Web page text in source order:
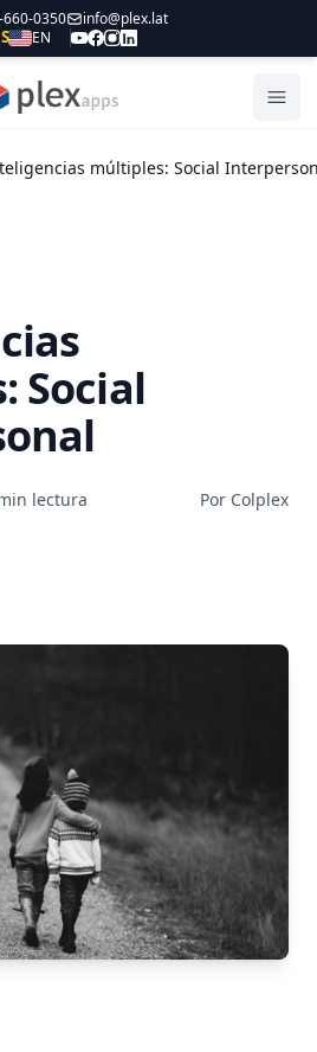
0350 info@plex.lat
EN
múltiples: Social
Social
lectura Por Colplex